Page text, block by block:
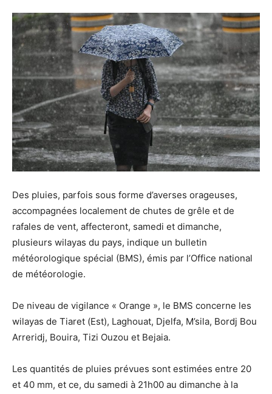
Des pluies, parfois sous forme d’averses orageuses,
accompagnées localement de chutes de grêle et de
rafales de vent, affecteront, samedi et dimanche,
plusieurs wilayas du pays, indique un bulletin
météorologique spécial (BMS), émis par l’Office national
de météorologie.
De niveau de vigilance « Orange », le BMS concerne les
wilayas de Tiaret (Est), Laghouat, Djelfa, M’sila, Bordj Bou
Arreridj, Bouira, Tizi Ouzou et Bejaia.
Les quantités de pluies prévues sont estimées entre 20
et 40 mm, et ce, du samedi à 21h00 au dimanche à la